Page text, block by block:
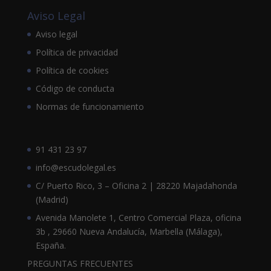
Aviso Legal
Aviso legal
Política de privacidad
Política de cookies
Código de conducta
Normas de funcionamiento
91 431 23 97
info@escudolegal.es
C/ Puerto Rico, 3 – Oficina 2 | 28220 Majadahonda
(Madrid)
Avenida Manolete 1, Centro Comercial Plaza, oficina
3b , 29660 Nueva Andalucía, Marbella (Málaga),
España.
PREGUNTAS FRECUENTES